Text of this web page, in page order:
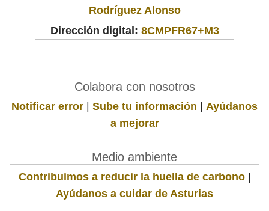
Rodríguez Alonso
Dirección digital: 8CMPFR67+M3
Colabora con nosotros
Notificar error | Sube tu información | Ayúdanos
a mejorar
Medio ambiente
Contribuimos a reducir la huella de carbono|
Ayúdanos a cuidar de Asturias